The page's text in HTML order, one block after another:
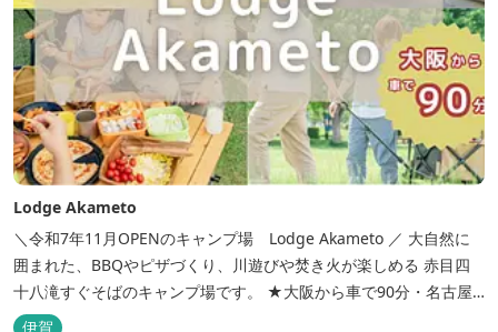
Lodge Akameto
＼令和7年11月OPENのキャンプ場 Lodge Akameto ／ 大自然に
囲まれた、BBQやピザづくり、川遊びや焚き火が楽しめる 赤目四
十八滝すぐそばのキャンプ場です。 ★大阪から車で90分・名古屋
から120分の好アクセス！ ★専用テラス付きバンガローでは、BBQ
伊賀